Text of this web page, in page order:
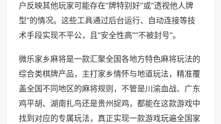
户反映其他玩家可能存在“牌特别好”或“透视他人牌
型”的情况。这些工具通过后台运行、自动连接等技
术手段实现不平公，且“安全性高”“不被封号”。
微乐家乡麻将是一款汇聚全国各地方特色麻将玩法的
综合类棋牌产品，主打家乡情怀与地道玩法，精准覆
盖全国不同地区的麻将规则，不管是川渝血战、广东
鸡平胡、湖南扎鸟还是贵州捉鸡，都能在这款游戏中
找到对应的专属玩法，真正实现一款游戏玩遍全国家